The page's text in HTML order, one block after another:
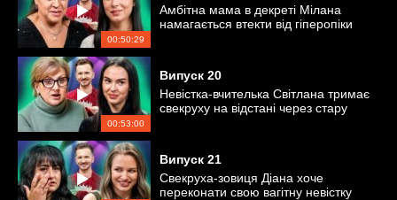
00:50:29
Амбітна мама в декреті Мілана
намагається втекти від гіперопіки
00:53:00
Випуск 20
Невістка-вчителька Світлана тримає
свекруху на відстані через стару
Випуск 21
Свекруха-зовиця Діана хоче
переконати свою вагітну невістку